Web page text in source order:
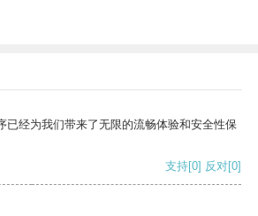
已经为我们带来了无限的流畅体验和安全性保
支持[0] 反对[0]